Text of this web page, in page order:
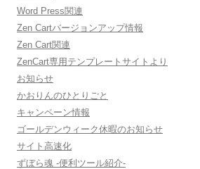
Word Press関連
Zen Cartバージョンアップ情報
Zen Cart関連
ZenCart専用テンプレートサイトより
お知らせ
かおりんのひとりごと
キャンペーン情報
ゴールデンウィーク休暇のお知らせ
サイト高速化
ずぼら魂 -便利ツール紹介-